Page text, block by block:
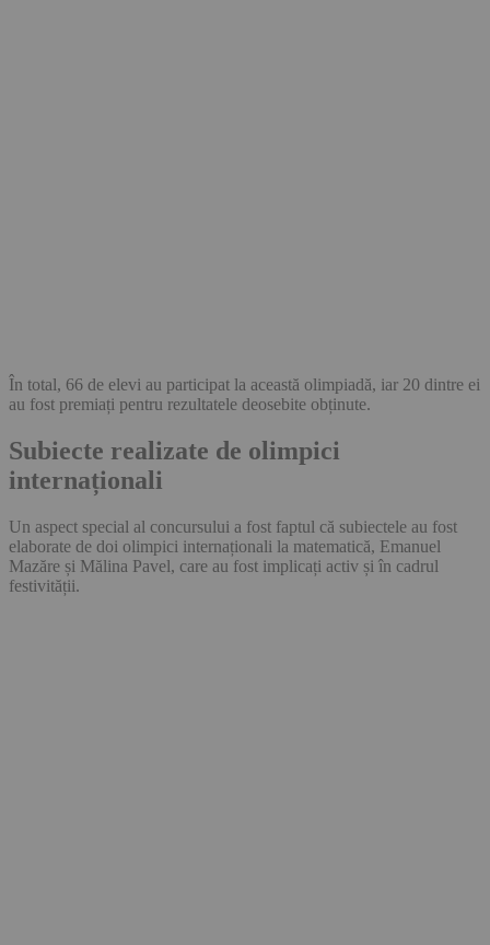
În total, 66 de elevi au participat la această olimpiadă, iar 20 dintre ei
au fost premiați pentru rezultatele deosebite obținute.
Subiecte realizate de olimpici
internaționali
Un aspect special al concursului a fost faptul că subiectele au fost
elaborate de doi olimpici internaționali la matematică, Emanuel
Mazăre și Mălina Pavel, care au fost implicați activ și în cadrul
festivității.